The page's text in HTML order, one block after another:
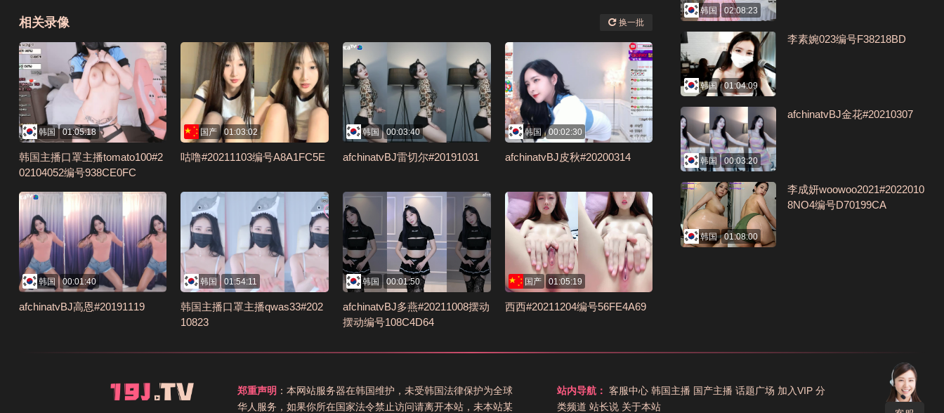
相关录像 换一批
韩国 01:05:18
韩国主播口罩主播tomato100#2
02104052编号938CE0FC
国产 01:03:02
咕噜#20211103编号A8A1FC5E
韩国 00:03:40
afchinatvBJ雷切尔#20191031
韩国 00:02:30
afchinatvBJ皮秋#20200314
韩国 00:01:40
afchinatvBJ高恩#20191119
韩国 01:54:11
韩国主播口罩主播qwas33#202
10823
韩国 00:01:50
afchinatvBJ多燕#20211008摆动
摆动编号108C4D64
国产 01:05:19
西西#20211204编号56FE4A69
韩国 02:08:23
韩国 01:04:09
李素婉023编号F38218BD
韩国 00:03:20
afchinatvBJ金花#20210307
韩国 01:08:00
李成妍woowoo2021#2022010
8NO4编号D70199CA
郑重声明 ：本网站服务器在韩国维护，未受韩国法律保护为全球
华人服务，如果你所在国家法令禁止访问请离开本站，未本站某
站内导航： 客服中心 韩国主播 国产主播 话题广场 加入VIP 分
类频道 站长说 关于本站